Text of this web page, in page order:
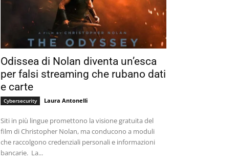
Odissea di Nolan diventa un’esca
per falsi streaming che rubano dati
e carte
Cybersecurity Laura Antonelli
Siti in più lingue promettono la visione gratuita del
film di Christopher Nolan, ma conducono a moduli
che raccolgono credenziali personali e informazioni
bancarie. La...